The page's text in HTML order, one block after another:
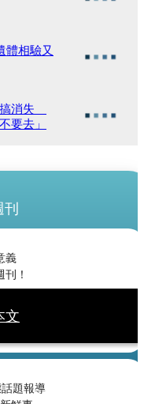
相驗又
消失
要去」
刊
義
！
文
題報導